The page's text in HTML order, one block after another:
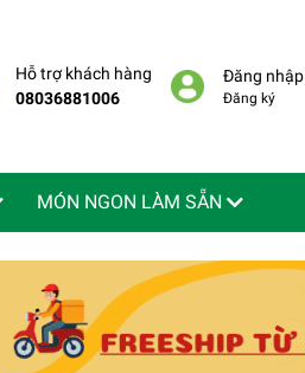
Hỗ trợ khách hàng
08036881006
Đăng nhập
Đăng ký
MÓN NGON LÀM SẴN